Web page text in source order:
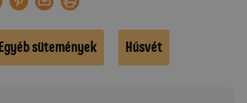
Egyéb sütemények Húsvét